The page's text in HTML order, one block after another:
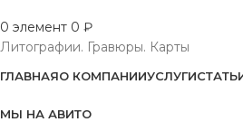
0 элемент 0 ₽
Литографии. Гравюры. Карты
ГЛАВНАЯО КОМПАНИИУСЛУГИ
МЫ НА АВИТО